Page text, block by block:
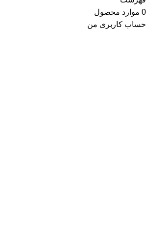
0 موارد محصول
حساب کاربری من